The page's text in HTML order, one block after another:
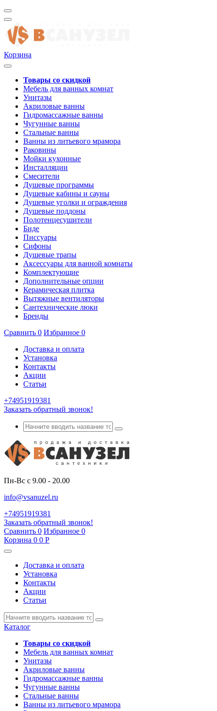
Корзина
Товары со скидкой
Мебель для ванных комнат
Унитазы
Акриловые ванны
Гидромассажные ванны
Чугунные ванны
Стальные ванны
Ванны из литьевого мрамора
Раковины
Мойки кухонные
Инсталляции
Смесители
Душевые программы
Душевые кабины и сауны
Душевые уголки и ограждения
Душевые поддоны
Полотенцесушители
Биде
Писсуары
Сифоны
Душевые трапы
Аксессуары для ванной комнаты
Комплектующие
Дополнительные опции
Керамическая плитка
Вытяжные вентиляторы
Сантехнические люки
Бренды
Сравнить 0 Избранное 0
Доставка и оплата
Установка
Контакты
Акции
Статьи
+74951919381
Заказать обратный звонок!
Пн-Вс с 9.00 - 20.00
info@vsanuzel.ru
+74951919381
Заказать обратный звонок!
Сравнить 0 Избранное 0
Корзина 0 0 Р
Доставка и оплата
Установка
Контакты
Акции
Статьи
Каталог
Товары со скидкой
Мебель для ванных комнат
Унитазы
Акриловые ванны
Гидромассажные ванны
Чугунные ванны
Стальные ванны
Ванны из литьевого мрамора